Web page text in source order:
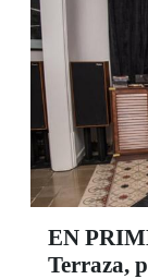
que los
personas
alcanzado
mucho
EN
Terraza,